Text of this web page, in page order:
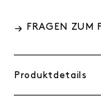
FRAGEN ZUM
Produktdetails